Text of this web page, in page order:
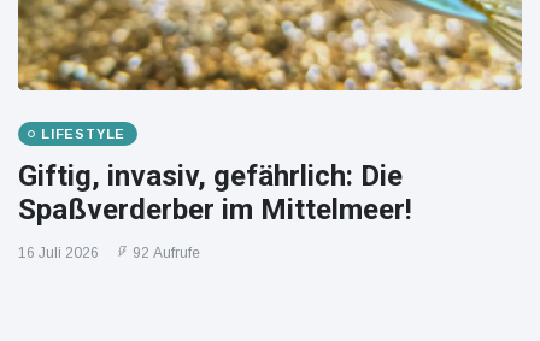
LIFESTYLE
Giftig, invasiv, gefährlich: Die
Spaßverderber im Mittelmeer!
16 Juli 2026 92 Aufrufe